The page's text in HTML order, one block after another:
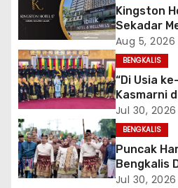
t
i
o
n
Kingston
Sekadar
Anda
Melaka
Aug 5, 2026
BENGKALIS
“Di Usia
Kasmarni
Pesan
Kenduri
Semarak”
Jul 30, 2026
BENGKALIS
Puncak
Bengkalis
Adat
Jul 30, 2026